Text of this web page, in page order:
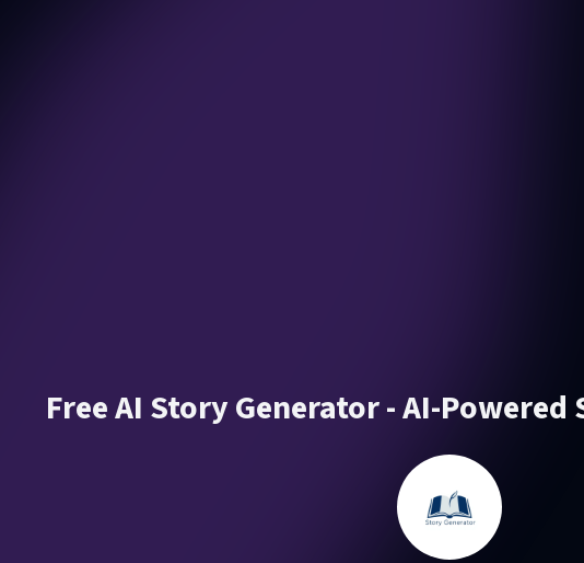
Free AI Story Generator - AI-